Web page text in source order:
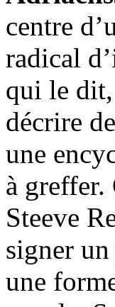
centre
radical
qui le dit,
décrire
une
à greffer.
Steeve
signer
une